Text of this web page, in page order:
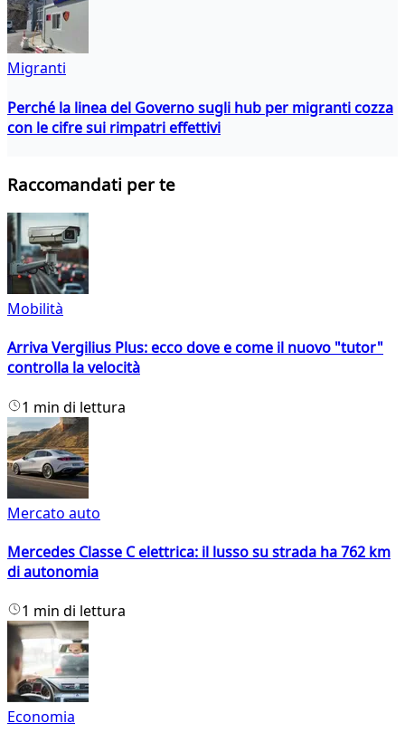
Migranti
Perché la linea del Governo sugli hub per migranti cozza
con le cifre sui rimpatri effettivi
Raccomandati per te
Mobilità
Arriva Vergilius Plus: ecco dove e come il nuovo "tutor"
controlla la velocità
1 min di lettura
Mercato auto
Mercedes Classe C elettrica: il lusso su strada ha 762 km
di autonomia
1 min di lettura
Economia